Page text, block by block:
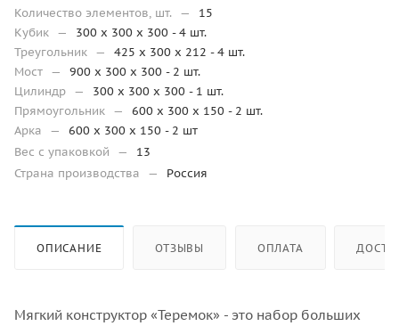
Количество элементов, шт.
—
15
Кубик —
300 х 300 х 300 - 4 шт.
Треугольник —
425 х 300 х 212 - 4 шт.
Мост —
900 х 300 х 300 - 2 шт.
Цилиндр —
300 х 300 х 300 - 1 шт.
Прямоугольник —
600 х 300 х 150 - 2 шт.
Арка
—
600 х 300 х 150 - 2 шт
Вес с упаковкой
—
13
Страна производства
— Россия
ОПИСАНИЕ ОТЗЫВЫ ОПЛАТА
Мягкий конструктор «Теремок» - это набор больших